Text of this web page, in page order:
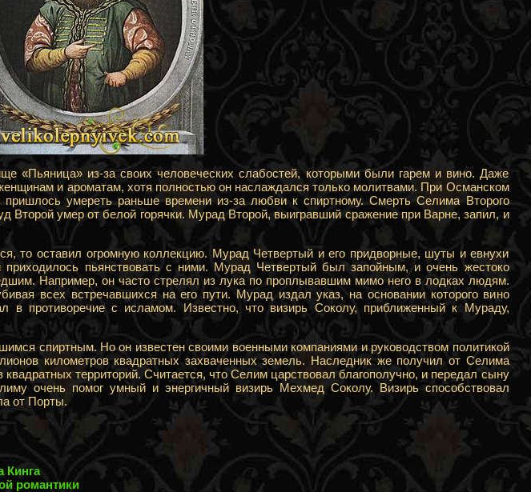
«Пьяница» из-за своих человеческих слабостей, которыми были гарем и вино. Даже
и ароматам, хотя полностью он наслаждался только молитвами. При Османском
умереть раньше времени из-за любви к спиртному. Смерть Селима Второго
Второй умер от белой горячки. Мурад Второй, выигравший сражение при Варне, запил, и
то оставил огромную коллекцию. Мурад Четвертый и его придворные, шуты и евнухи
пьянствовать с ними. Мурад Четвертый был запойным, и очень жестоко
Например, он часто стрелял из лука по проплывавшим мимо него в лодках людям.
всех встречавшихся на его пути. Мурад издал указ, на основании которого вино
в противоречие с исламом. Известно, что визирь Соколу, приближенный к Мураду,
спиртным. Но он известен своими военными компаниями и руководством политикой
километров квадратных захваченных земель. Наследник же получил от Селима
территорий. Считается, что Селим царствовал благополучно, и передал сыну
очень помог умный и энергичный визирь Мехмед Соколу. Визирь способствовал
от Порты.
Кинга
романтики